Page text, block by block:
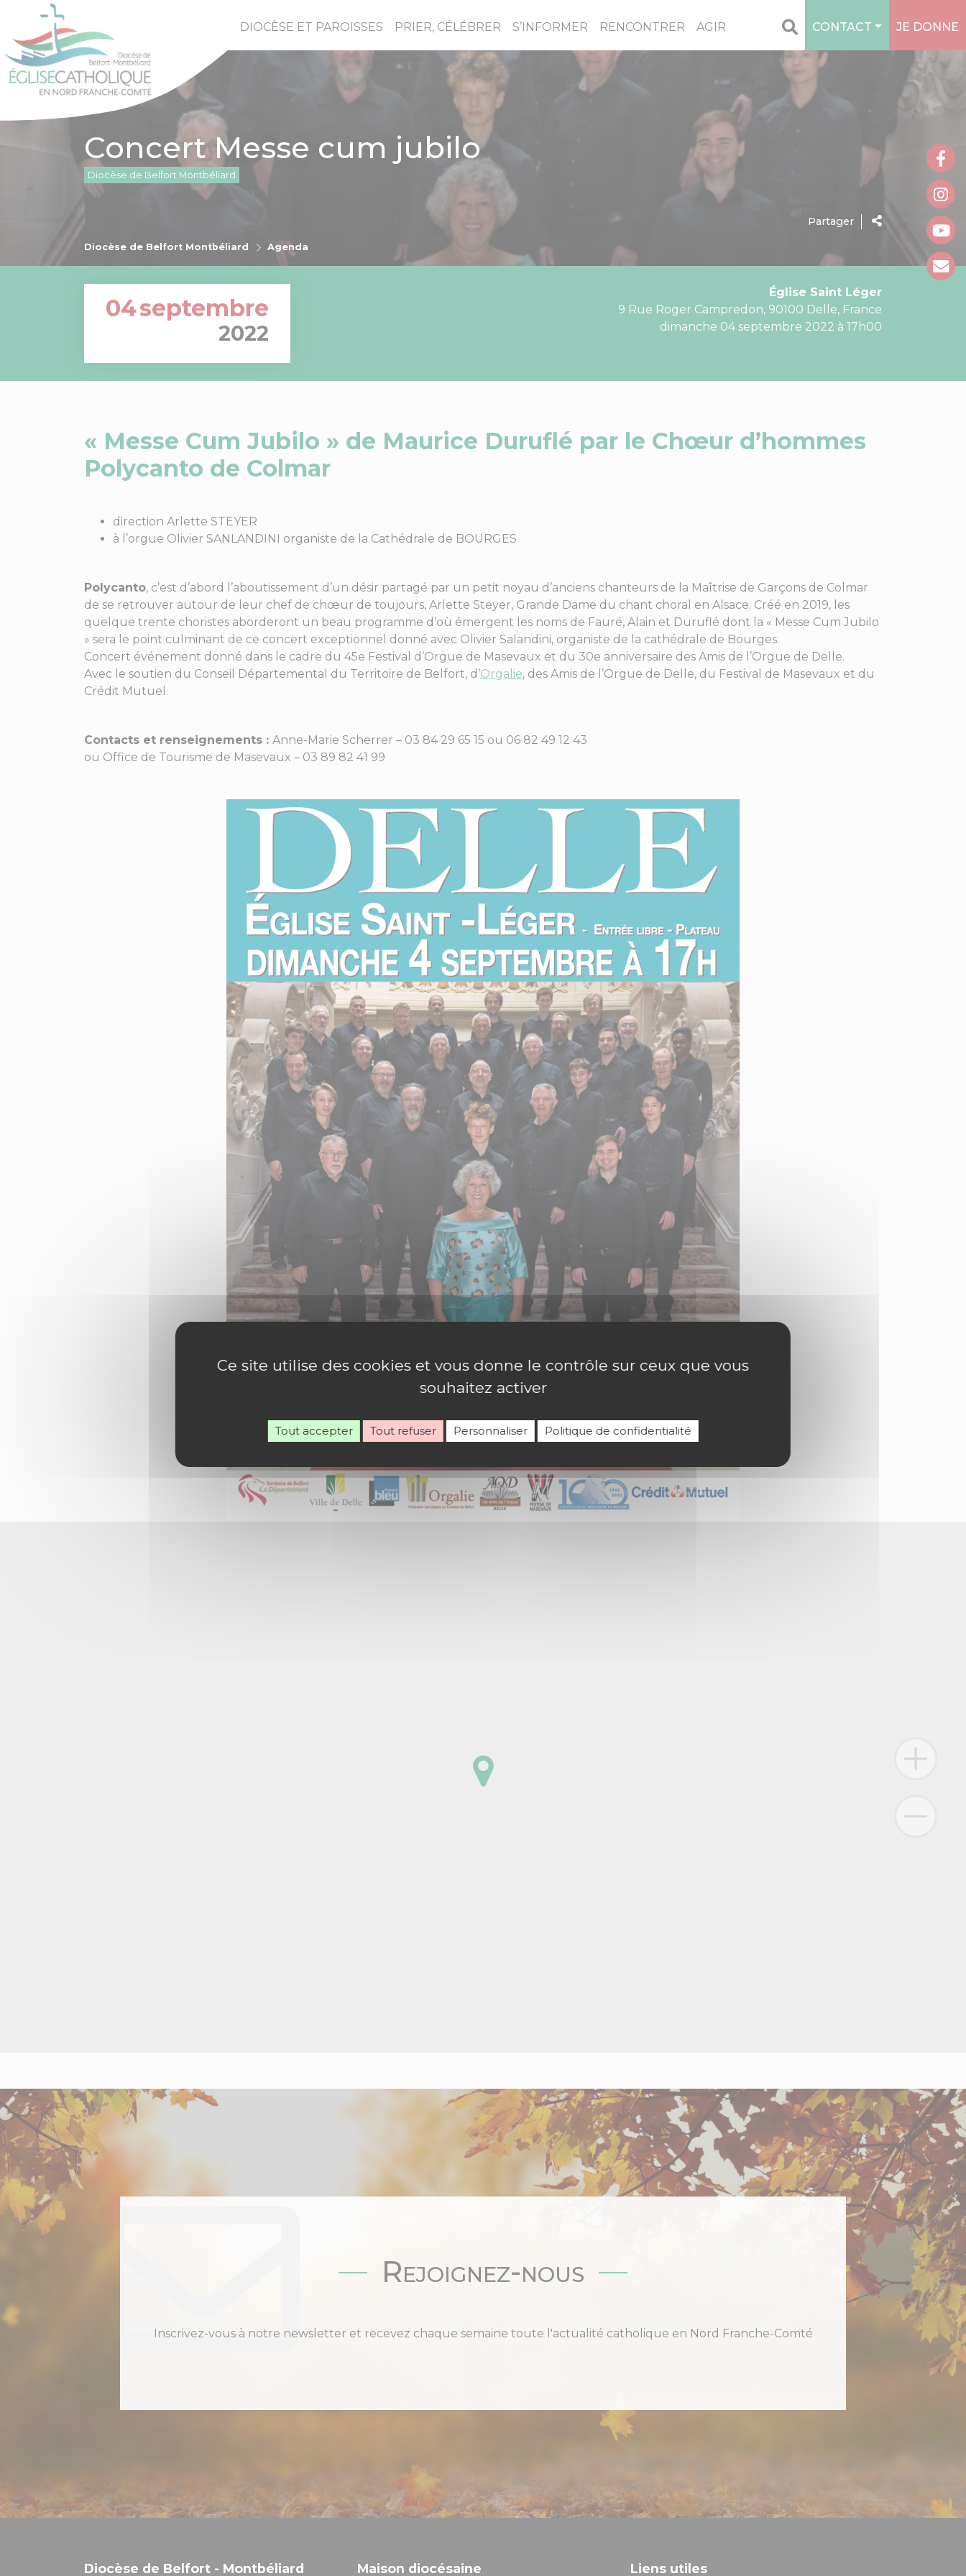
DIOCÈSE ET PAROISSES PRIER, CÉLÉBRER S’INFORMER RENCONTRER AGIR CONTACT JE DONNE
Concert Messe cum jubilo
Diocèse de Belfort Montbéliard
Partager
Diocèse de Belfort Montbéliard Agenda
04septembre
2022
Église Saint Léger
9 Rue Roger Campredon, 90100 Delle, France
dimanche 04 septembre 2022 à 17h00
« Messe Cum Jubilo » de Maurice Duruflé par le Chœur d’hommes
Polycanto de Colmar
direction Arlette STEYER
à l’orgue Olivier SANLANDINI organiste de la Cathédrale de BOURGES
Polycanto, c’est d’abord l’aboutissement d’un désir partagé par un petit noyau d’anciens chanteurs de la Maîtrise de Garçons de Colmar
de se retrouver autour de leur chef de chœur de toujours, Arlette Steyer, Grande Dame du chant choral en Alsace. Créé en 2019, les
quelque trente choristes aborderont un beau programme d’où émergent les noms de Fauré, Alain et Duruflé dont la « Messe Cum Jubilo
» sera le point culminant de ce concert exceptionnel donné avec Olivier Salandini, organiste de la cathédrale de Bourges.
Concert événement donné dans le cadre du 45e Festival d’Orgue de Masevaux et du 30e anniversaire des Amis de l’Orgue de Delle.
Avec le soutien du Conseil Départemental du Territoire de Belfort, d’Orgalie, des Amis de l’Orgue de Delle, du Festival de Masevaux et du
Crédit Mutuel.
Contacts et renseignements : Anne-Marie Scherrer – 03 84 29 65 15 ou 06 82 49 12 43
ou Office de Tourisme de Masevaux – 03 89 82 41 99
Rejoignez-nous
Inscrivez-vous à notre newsletter et recevez chaque semaine toute l'actualité catholique en Nord Franche-Comté
Diocèse de Belfort - Montbéliard Maison diocésaine Liens utiles
Ce site utilise des cookies et vous donne le contrôle sur ceux que vous
souhaitez activer
Tout accepter Tout refuser Personnaliser Politique de confidentialité